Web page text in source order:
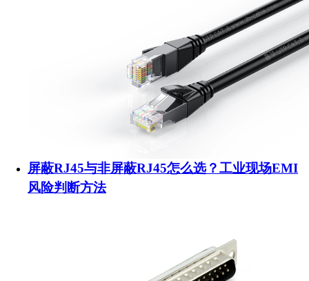
屏蔽RJ45与非屏蔽RJ45怎么选？工业现场EMI
风险判断方法